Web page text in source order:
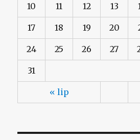
« lip
10 11 12 13
17 18 19 20
24 25 26 27
31